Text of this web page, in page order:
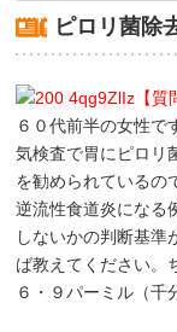
ピロリ菌除
【
６０代前半の女性で
気検査で胃にピロリ
を勧められているの
逆流性食道炎になる
しないかの判断基準
ば教えてください。
６・９パーミル（千